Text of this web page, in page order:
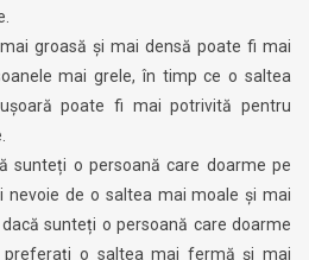
groasă și mai densă poate fi mai
mai grele, în timp ce o saltea
poate fi mai potrivită pentru
sunteți o persoană care doarme pe
nevoie de o saltea mai moale și mai
sunteți o persoană care doarme
preferați o saltea mai fermă și mai